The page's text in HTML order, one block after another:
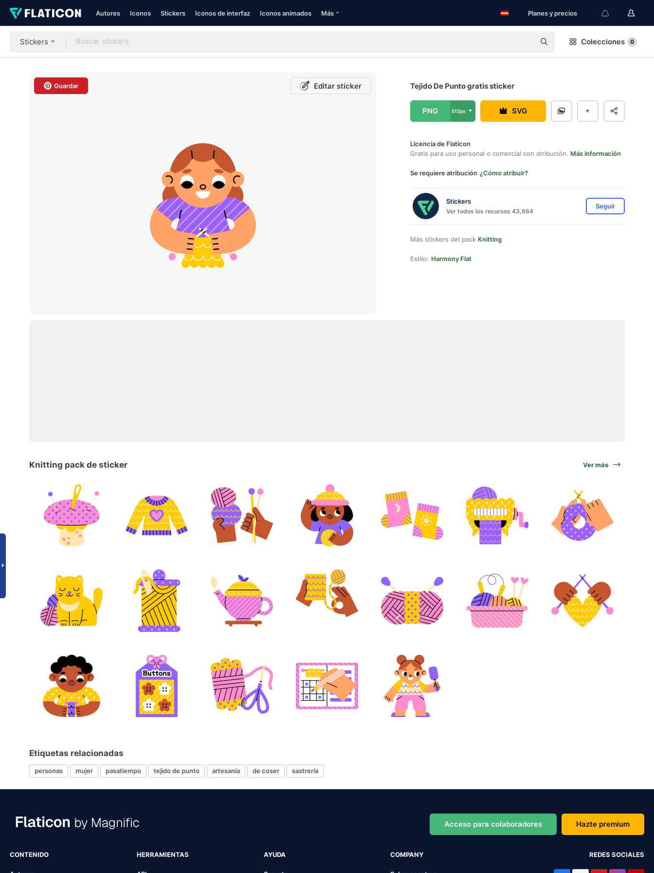
Autores Iconos Stickers Iconos de interfaz Iconos animados Más Planes y precios
Stickers Colecciones 0
Guardar Editar sticker Tejido De Punto gratis sticker
PNG 512px SVG
Licencia de Flaticon
Gratis para uso personal o comercial con atribución. Más información
Se requiere atribución ¿Cómo atribuir?
Stickers
Ver todos los recursos 43,864
Seguir
Más stickers del pack Knitting
Estilo: Harmony Flat
Knitting pack de sticker Ver más
Etiquetas relacionadas
personas mujer pasatiempo tejido de punto artesanía de coser sastrería
Acceso para colaboradores Hazte premium
CONTENIDO HERRAMIENTAS AYUDA COMPANY REDES SOCIALES